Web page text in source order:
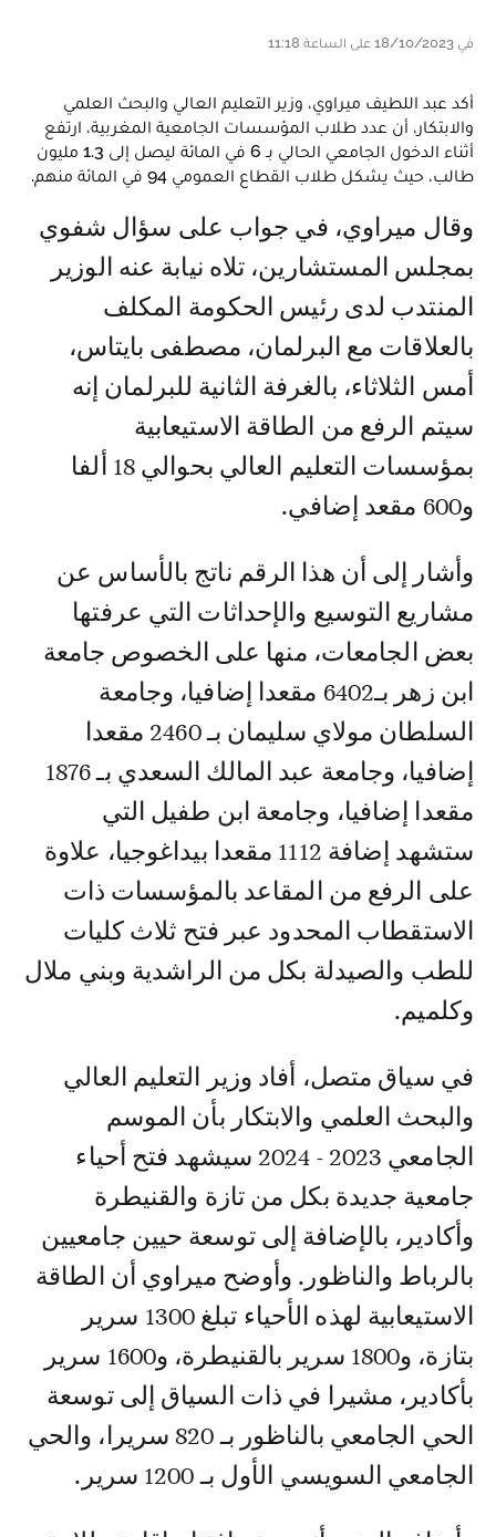
في 18/10/2023 على الساعة 11:18
أكد عبد اللطيف ميراوي، وزير التعليم العالي والبحث العلمي
والابتكار، أن عدد طلاب المؤسسات الجامعية المغربية، ارتفع
أثناء الدخول الجامعي الحالي بـ 6 في المائة ليصل إلى 1.3 مليون
طالب، حيث يشكل طلاب القطاع العمومي 94 في المائة منهم.
وقال ميراوي، في جواب على سؤال شفوي
بمجلس المستشارين، تلاه نيابة عنه الوزير
المنتدب لدى رئيس الحكومة المكلف
بالعلاقات مع البرلمان، مصطفى بايتاس،
أمس الثلاثاء، بالغرفة الثانية للبرلمان إنه
سيتم الرفع من الطاقة الاستيعابية
بمؤسسات التعليم العالي بحوالي 18 ألفا
و600 مقعد إضافي.
وأشار إلى أن هذا الرقم ناتج بالأساس عن
مشاريع التوسيع والإحداثات التي عرفتها
بعض الجامعات، منها على الخصوص جامعة
ابن زهر بـ6402 مقعدا إضافيا، وجامعة
السلطان مولاي سليمان بـ 2460 مقعدا
إضافيا، وجامعة عبد المالك السعدي بـ 1876
مقعدا إضافيا، وجامعة ابن طفيل التي
ستشهد إضافة 1112 مقعدا بيداغوجيا، علاوة
على الرفع من المقاعد بالمؤسسات ذات
الاستقطاب المحدود عبر فتح ثلاث كليات
للطب والصيدلة بكل من الراشدية وبني ملال
وكلميم.
في سياق متصل، أفاد وزير التعليم العالي
والبحث العلمي والابتكار بأن الموسم
الجامعي 2023 - 2024 سيشهد فتح أحياء
جامعية جديدة بكل من تازة والقنيطرة
وأكادير، بالإضافة إلى توسعة حيين جامعيين
بالرباط والناظور. وأوضح ميراوي أن الطاقة
الاستيعابية لهذه الأحياء تبلغ 1300 سرير
بتازة، و1800 سرير بالقنيطرة، و1600 سرير
بأكادير، مشيرا في ذات السياق إلى توسعة
الحي الجامعي بالناظور بـ 820 سريرا، والحي
الجامعي السويسي الأول بـ 1200 سرير.